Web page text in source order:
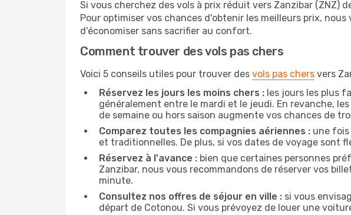
Si vous cherchez des vols à prix réduit vers Zanzibar (ZNZ)
Pour optimiser vos chances d'obtenir les meilleurs prix,
d'économiser sans sacrifier au confort.
Comment trouver des vols pas chers
Voici 5 conseils utiles pour trouver des vols pas chers vers
Réservez les jours les moins chers : les jours les plus
généralement entre le mardi et le jeudi. En revanche,
de semaine ou hors saison augmente vos chances de
Comparez toutes les compagnies aériennes : une
et traditionnelles. De plus, si vos dates de voyage sont
Réservez à l'avance : bien que certaines personnes
Zanzibar, nous vous recommandons de réserver vos
minute.
Consultez nos offres de séjour en ville : si vous
départ de Cotonou. Si vous prévoyez de louer une